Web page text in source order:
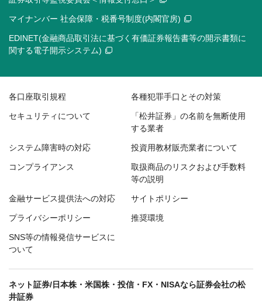
マイナンバー 社会保障・税番号制度(内閣官房)
EDINET(金融商品取引法に基づく有価証券報告書等の開示書類に
関する電子開示システム)
各口座取引規程 各種犯罪手口とその対策
セキュリティについて
「松井証券」の名前を無断使用
する業者
システム障害時の対応 投資用教材販売業者について
コンプライアンス
取扱商品のリスクおよび手数料
等の説明
金融サービス提供法への対応 サイトポリシー
プライバシーポリシー 推奨環境
SNS等の情報発信サービスに
ついて
ネット証券/日本株・米国株・投信・FX・NISAなら証券会社の松
井証券